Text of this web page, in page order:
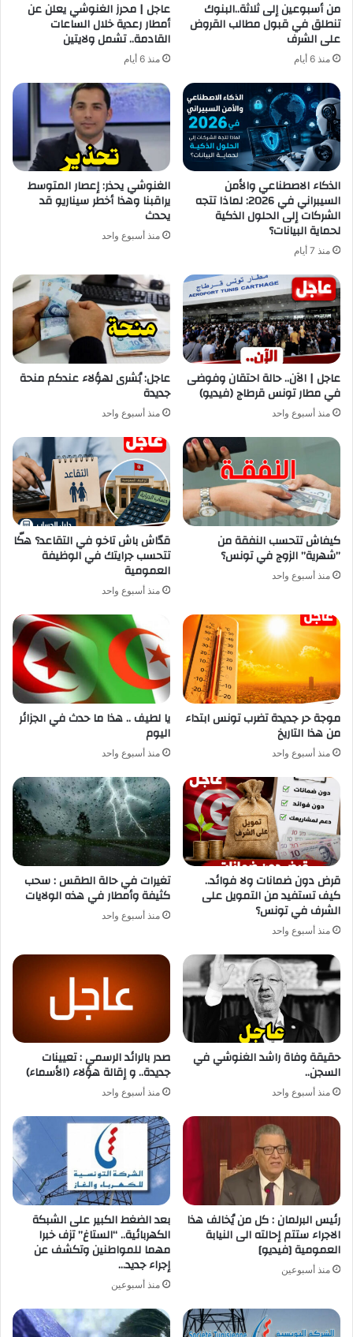
من أسبوعين إلى ثلاثة..البنوك
تنطلق في قبول مطالب القروض
على الشرف
منذ 6 أيام
عاجل | محرز الغنوشي يعلن عن
أمطار رعدية خلال الساعات
القادمة.. تشمل ولايتين
منذ 6 أيام
الذكاء الاصطناعي والأمن
السيبراني في 2026: لماذا تتجه
الشركات إلى الحلول الذكية
لحماية البيانات؟
منذ 7 أيام
الغنوشي يحذر: إعصار المتوسط
يراقبنا وهذا أخطر سيناريو قد
يحدث
منذ أسبوع واحد
عاجل | الآن.. حالة احتقان وفوضى
في مطار تونس قرطاج (فيديو)
منذ أسبوع واحد
عاجل: بُشرى لهؤلاء عندكم منحة
جديدة
منذ أسبوع واحد
كيفاش تتحسب النفقة من
”شهرية” الزوج في تونس؟
منذ أسبوع واحد
قدّاش باش تاخو في التقاعد؟ هكّا
تتحسب جرايتك في الوظيفة
العمومية
منذ أسبوع واحد
موجة حر جديدة تضرب تونس ابتداء
من هذا التاريخ
منذ أسبوع واحد
يا لطيف .. هذا ما حدث في الجزائر
اليوم
منذ أسبوع واحد
قرض دون ضمانات ولا فوائد..
كيف تستفيد من التمويل على
الشرف في تونس؟
منذ أسبوع واحد
تغيرات في حالة الطقس : سحب
كثيفة وأمطار في هذه الولايات
منذ أسبوع واحد
حقيقة وفاة راشد الغنوشي في
السجن..
منذ أسبوع واحد
صدر بالرائد الرسمي : تعيينات
جديدة.. و إقالة هؤلاء (الأسماء)
منذ أسبوع واحد
رئيس البرلمان : كل من يُخالف هذا
الاجراء ستتم إحالته الى النيابة
العمومية [فيديو]
منذ أسبوعين
بعد الضغط الكبير على الشبكة
الكهربائية.. “الستاغ” تزف خبرا
مهما للمواطنين وتكشف عن
إجراء جديد…
منذ أسبوعين